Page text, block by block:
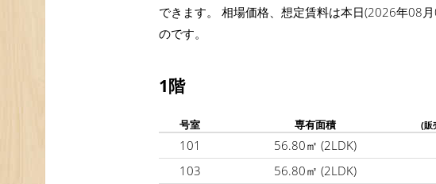
できます。 相場価格、想定賃料は本日(2026年08
のです。
1階
号室 専有面積 (販
101 56.80㎡ (2LDK)
103
56.80㎡ (2LDK)